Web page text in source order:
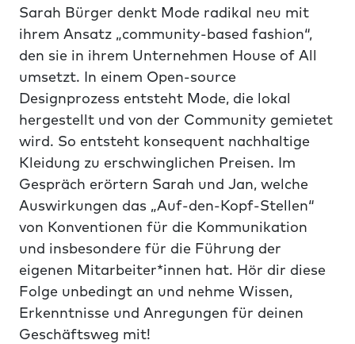
Sarah Bürger denkt Mode radikal neu mit
ihrem Ansatz „community-based fashion“,
den sie in ihrem Unternehmen House of All
umsetzt. In einem Open-source
Designprozess entsteht Mode, die lokal
hergestellt und von der Community gemietet
wird. So entsteht konsequent nachhaltige
Kleidung zu erschwinglichen Preisen. Im
Gespräch erörtern Sarah und Jan, welche
Auswirkungen das „Auf-den-Kopf-Stellen“
von Konventionen für die Kommunikation
und insbesondere für die Führung der
eigenen Mitarbeiter*innen hat. Hör dir diese
Folge unbedingt an und nehme Wissen,
Erkenntnisse und Anregungen für deinen
Geschäftsweg mit!